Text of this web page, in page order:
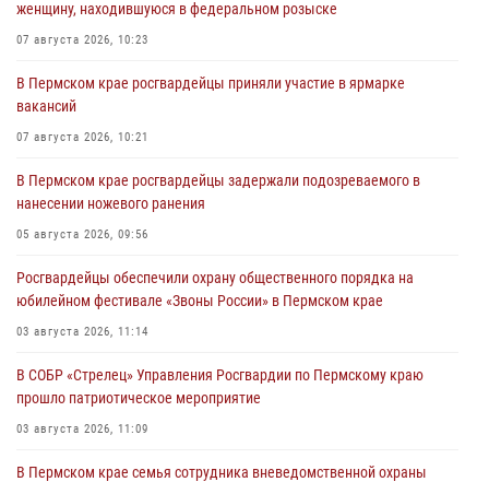
женщину, находившуюся в федеральном розыске
07 августа 2026, 10:23
В Пермском крае росгвардейцы приняли участие в ярмарке
вакансий
07 августа 2026, 10:21
В Пермском крае росгвардейцы задержали подозреваемого в
нанесении ножевого ранения
05 августа 2026, 09:56
Росгвардейцы обеспечили охрану общественного порядка на
юбилейном фестивале «Звоны России» в Пермском крае
03 августа 2026, 11:14
В СОБР «Стрелец» Управления Росгвардии по Пермскому краю
прошло патриотическое мероприятие
03 августа 2026, 11:09
В Пермском крае семья сотрудника вневедомственной охраны